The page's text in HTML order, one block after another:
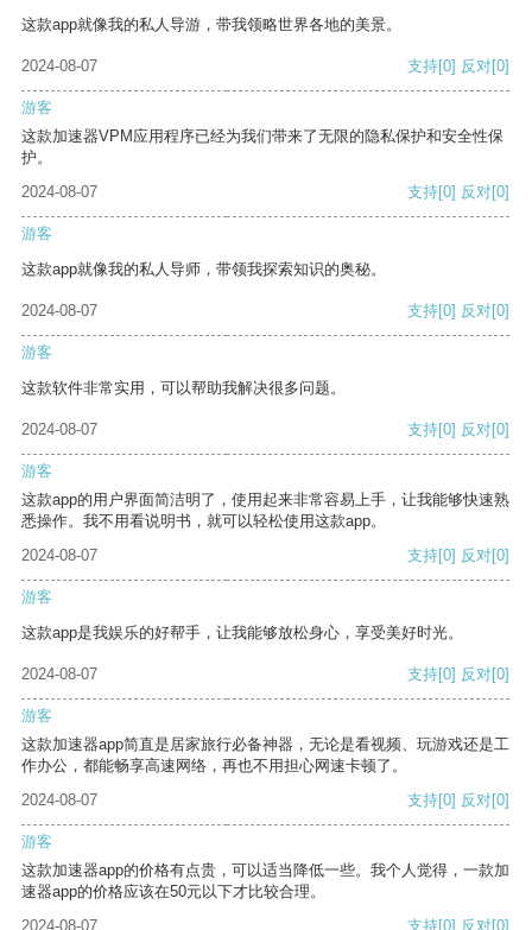
这款app就像我的私人导游，带我领略世界各地的美景。
2024-08-07 支持[0] 反对[0]
游客
这款加速器VPM应用程序已经为我们带来了无限的隐私保护和安全性保
护。
2024-08-07
支持[0] 反对[0]
游客
这款app就像我的私人导师，带领我探索知识的奥秘。
2024-08-07 支持[0] 反对[0]
游客
这款软件非常实用，可以帮助我解决很多问题。
2024-08-07 支持[0] 反对[0]
游客
这款app的用户界面简洁明了，使用起来非常容易上手，让我能够快速熟
悉操作。我不用看说明书，就可以轻松使用这款app。
2024-08-07
支持[0] 反对[0]
游客
这款app是我娱乐的好帮手，让我能够放松身心，享受美好时光。
2024-08-07 支持[0] 反对[0]
游客
这款加速器app简直是居家旅行必备神器，无论是看视频、玩游戏还是工
作办公，都能畅享高速网络，再也不用担心网速卡顿了。
2024-08-07
支持[0] 反对[0]
游客
这款加速器app的价格有点贵，可以适当降低一些。我个人觉得，一款加
速器app的价格应该在50元以下才比较合理。
2024-08-07
支持[0] 反对[0]